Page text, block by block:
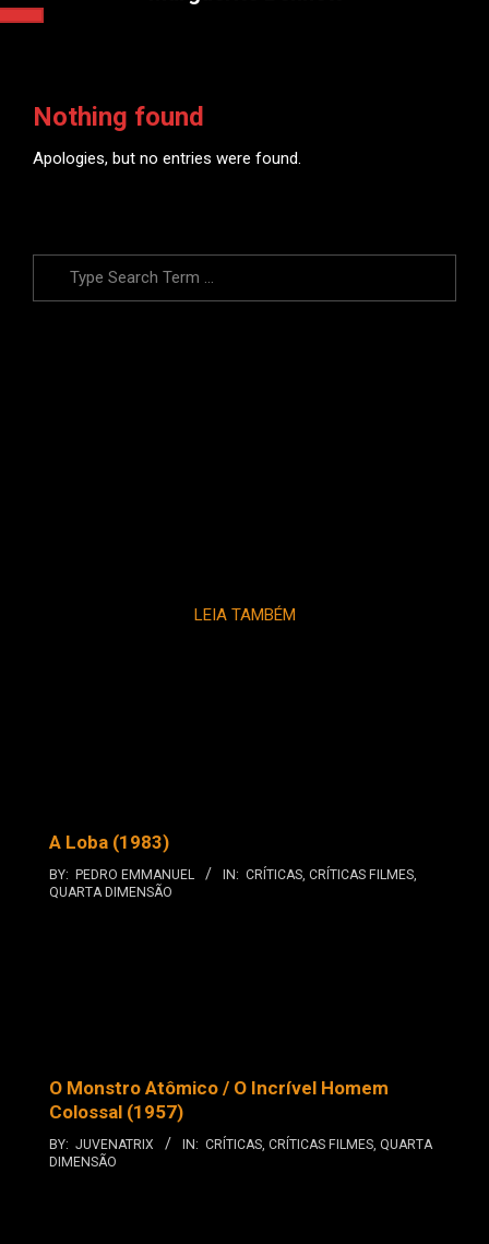
Nothing found
Apologies, but no entries were found.
LEIA TAMBÉM
A Loba (1983)
BY: PEDRO EMMANUEL IN: CRÍTICAS, CRÍTICAS FILMES,
QUARTA DIMENSÃO
O Monstro Atômico / O Incrível Homem
Colossal (1957)
BY: JUVENATRIX IN: CRÍTICAS, CRÍTICAS FILMES, QUARTA
DIMENSÃO